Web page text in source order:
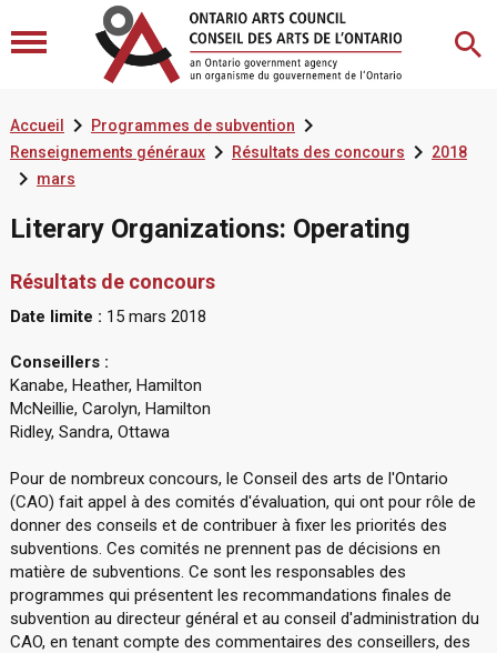
Accueil  Programmes de subvention
Renseignements généraux Résultats des concours 2018
 mars
Literary Organizations: Operating
Résultats de concours
Date limite : 15 mars 2018
Conseillers :
Kanabe, Heather, Hamilton
McNeillie, Carolyn, Hamilton
Ridley, Sandra, Ottawa
Pour de nombreux concours, le Conseil des arts de l'Ontario
(CAO) fait appel à des comités d'évaluation, qui ont pour rôle de
donner des conseils et de contribuer à fixer les priorités des
subventions. Ces comités ne prennent pas de décisions en
matière de subventions. Ce sont les responsables des
programmes qui présentent les recommandations finales de
subvention au directeur général et au conseil d'administration du
CAO, en tenant compte des commentaires des conseillers, des